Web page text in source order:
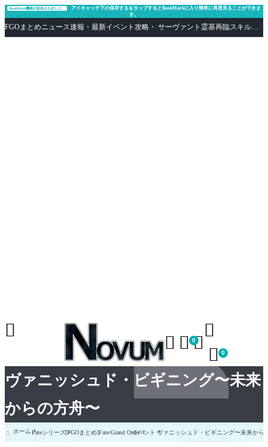
ヴァニッシュド・ビギニング〜未来
からの方舟〜
BookMark機能が追加されました。
アイキャッチ下の保存するをタップするとBookMarkに入り簡単に再度見ることができま
す。
FGOまとめニュース速報・最新イベント攻略・ サーヴァント霊基再臨スキル性能評価まとめ Fate/Grand Order
  0

 0

 ホームFateシリーズ[FGOまとめ]Fate/Grand Orderイベント ヴァニッシュド・ビギニング〜未来から